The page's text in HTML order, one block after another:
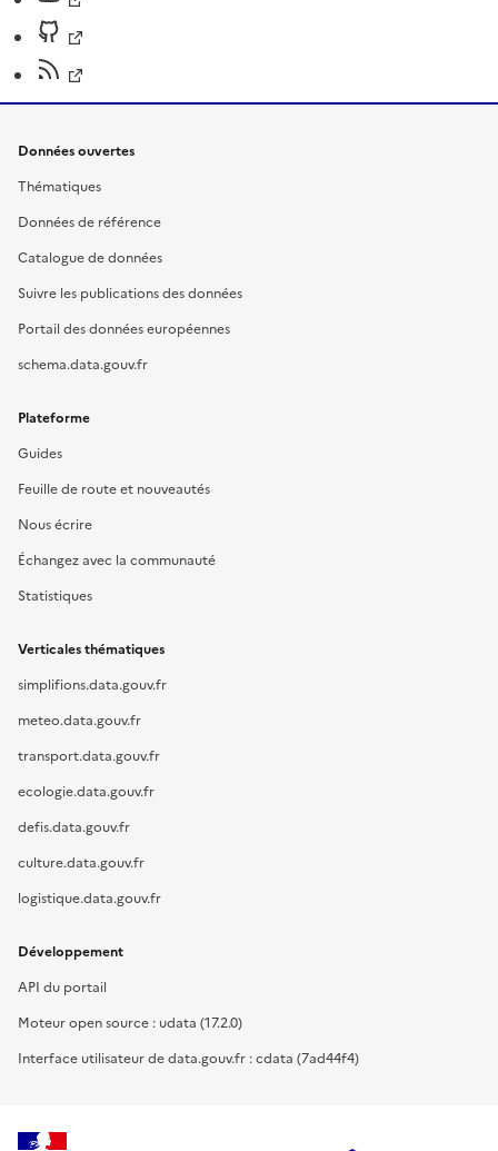
Données ouvertes
Thématiques
Données de référence
Catalogue de données
Suivre les publications des données
Portail des données européennes
schema.data.gouv.fr
Plateforme
Guides
Feuille de route et nouveautés
Nous écrire
Échangez avec la communauté
Statistiques
Verticales thématiques
simplifions.data.gouv.fr
meteo.data.gouv.fr
transport.data.gouv.fr
ecologie.data.gouv.fr
defis.data.gouv.fr
culture.data.gouv.fr
logistique.data.gouv.fr
Développement
API du portail
Moteur open source : udata (17.2.0)
Interface utilisateur de data.gouv.fr : cdata (7ad44f4)